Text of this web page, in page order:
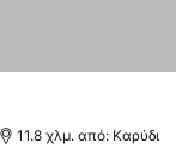
τιμών
11.8 χλμ. από: Καρύδι